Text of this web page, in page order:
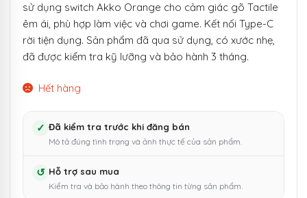
450.000 ₫.
sử dụng switch Akko Orange cho cảm giác gõ Tactile
êm ái, phù hợp làm việc và chơi game. Kết nối Type-C
rời tiện dụng. Sản phẩm đã qua sử dụng, có xước nhẹ,
đã được kiểm tra kỹ lưỡng và bảo hành 3 tháng.
Hết hàng
✓ Đã kiểm tra trước khi đăng bán
Mô tả đúng tình trạng và ảnh thực tế của sản phẩm.
↺ Hỗ trợ sau mua
Kiểm tra và bảo hành theo thông tin từng sản phẩm.